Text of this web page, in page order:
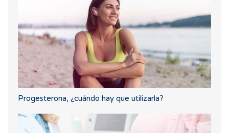
Progesterona, ¿cuándo hay que utilizarla?